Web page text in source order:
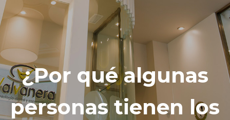
¿Por qué algunas
personas tienen los